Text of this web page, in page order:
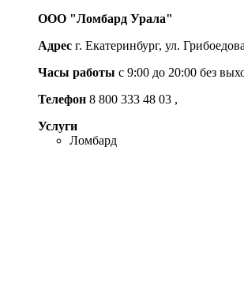
ООО "Ломбард Урала"
Адрес г. Екатеринбург, ул.
Часы работы с 9:00 до 20:00 без
Телефон 8 800 333 48 03 ,
Услуги
Ломбард